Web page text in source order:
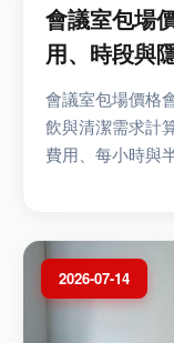
會議室包場
用、時段與
會議室包場價格
飲與清潔需求計
費用、每小時與
2026-07-14